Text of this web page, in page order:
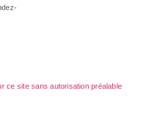
ce site sans autorisation préalable